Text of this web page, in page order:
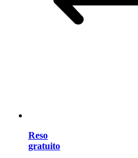
Reso
gratuito